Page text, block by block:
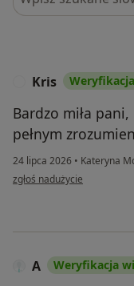
Kris
Bardzo miła
pełnym
24 lipca 2026 • Kateryna
w opinii użytkownika Kris
zgłoś nadużycie
A Weryfikacja